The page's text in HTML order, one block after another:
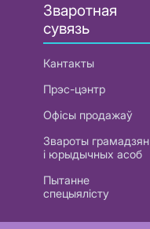
Зваротная
сувязь
Кантакты
Прэс-цэнтр
Офісы продажаў
Звароты грамадзян
і юрыдычных асоб
Пытанне
спецыялісту